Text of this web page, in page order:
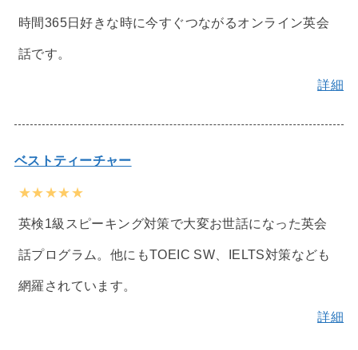
時間365日好きな時に今すぐつながるオンライン英会
話です。
詳細
ベストティーチャー
★★★★★
英検1級スピーキング対策で大変お世話になった英会
話プログラム。他にもTOEIC SW、IELTS対策なども
網羅されています。
詳細